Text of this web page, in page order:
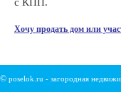
Хочу продать дом или
© poselok.ru - загородная